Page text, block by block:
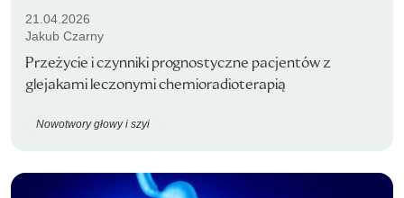
21.04.2026
Jakub Czarny
Przeżycie i czynniki prognostyczne pacjentów z
glejakami leczonymi chemioradioterapią
Nowotwory głowy i szyi